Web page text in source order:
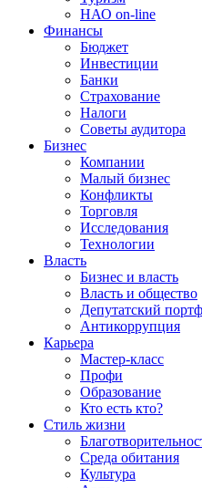
НАО on-line
Финансы
Бюджет
Инвестиции
Банки
Страхование
Налоги
Советы аудитора
Бизнес
Компании
Малый бизнес
Конфликты
Торговля
Исследования
Технологии
Власть
Бизнес и власть
Власть и общество
Депутатский
Антикоррупция
Карьера
Мастер-класс
Профи
Образование
Кто есть кто?
Стиль жизни
Среда обитания
Культура